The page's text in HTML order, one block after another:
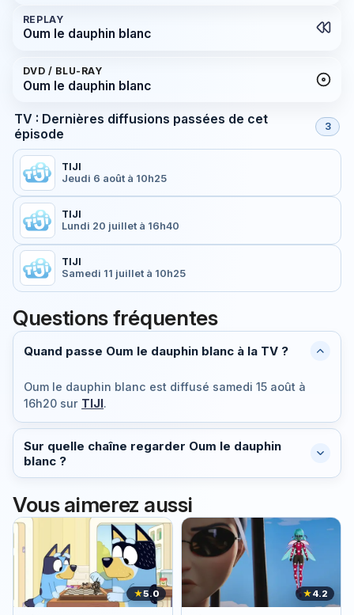
REPLAY
Oum le dauphin blanc
DVD / BLU-RAY
Oum le dauphin blanc
TV : Dernières diffusions passées de cet
épisode
3
TIJI
Jeudi 6 août à 10h25
TIJI
Lundi 20 juillet à 16h40
TIJI
Samedi 11 juillet à 10h25
Questions fréquentes
Quand passe Oum le dauphin blanc à la TV ?
Oum le dauphin blanc est diffusé samedi 15 août à
16h20 sur TIJI.
Sur quelle chaîne regarder Oum le dauphin
blanc ?
Vous aimerez aussi
★5.0 ★4.2